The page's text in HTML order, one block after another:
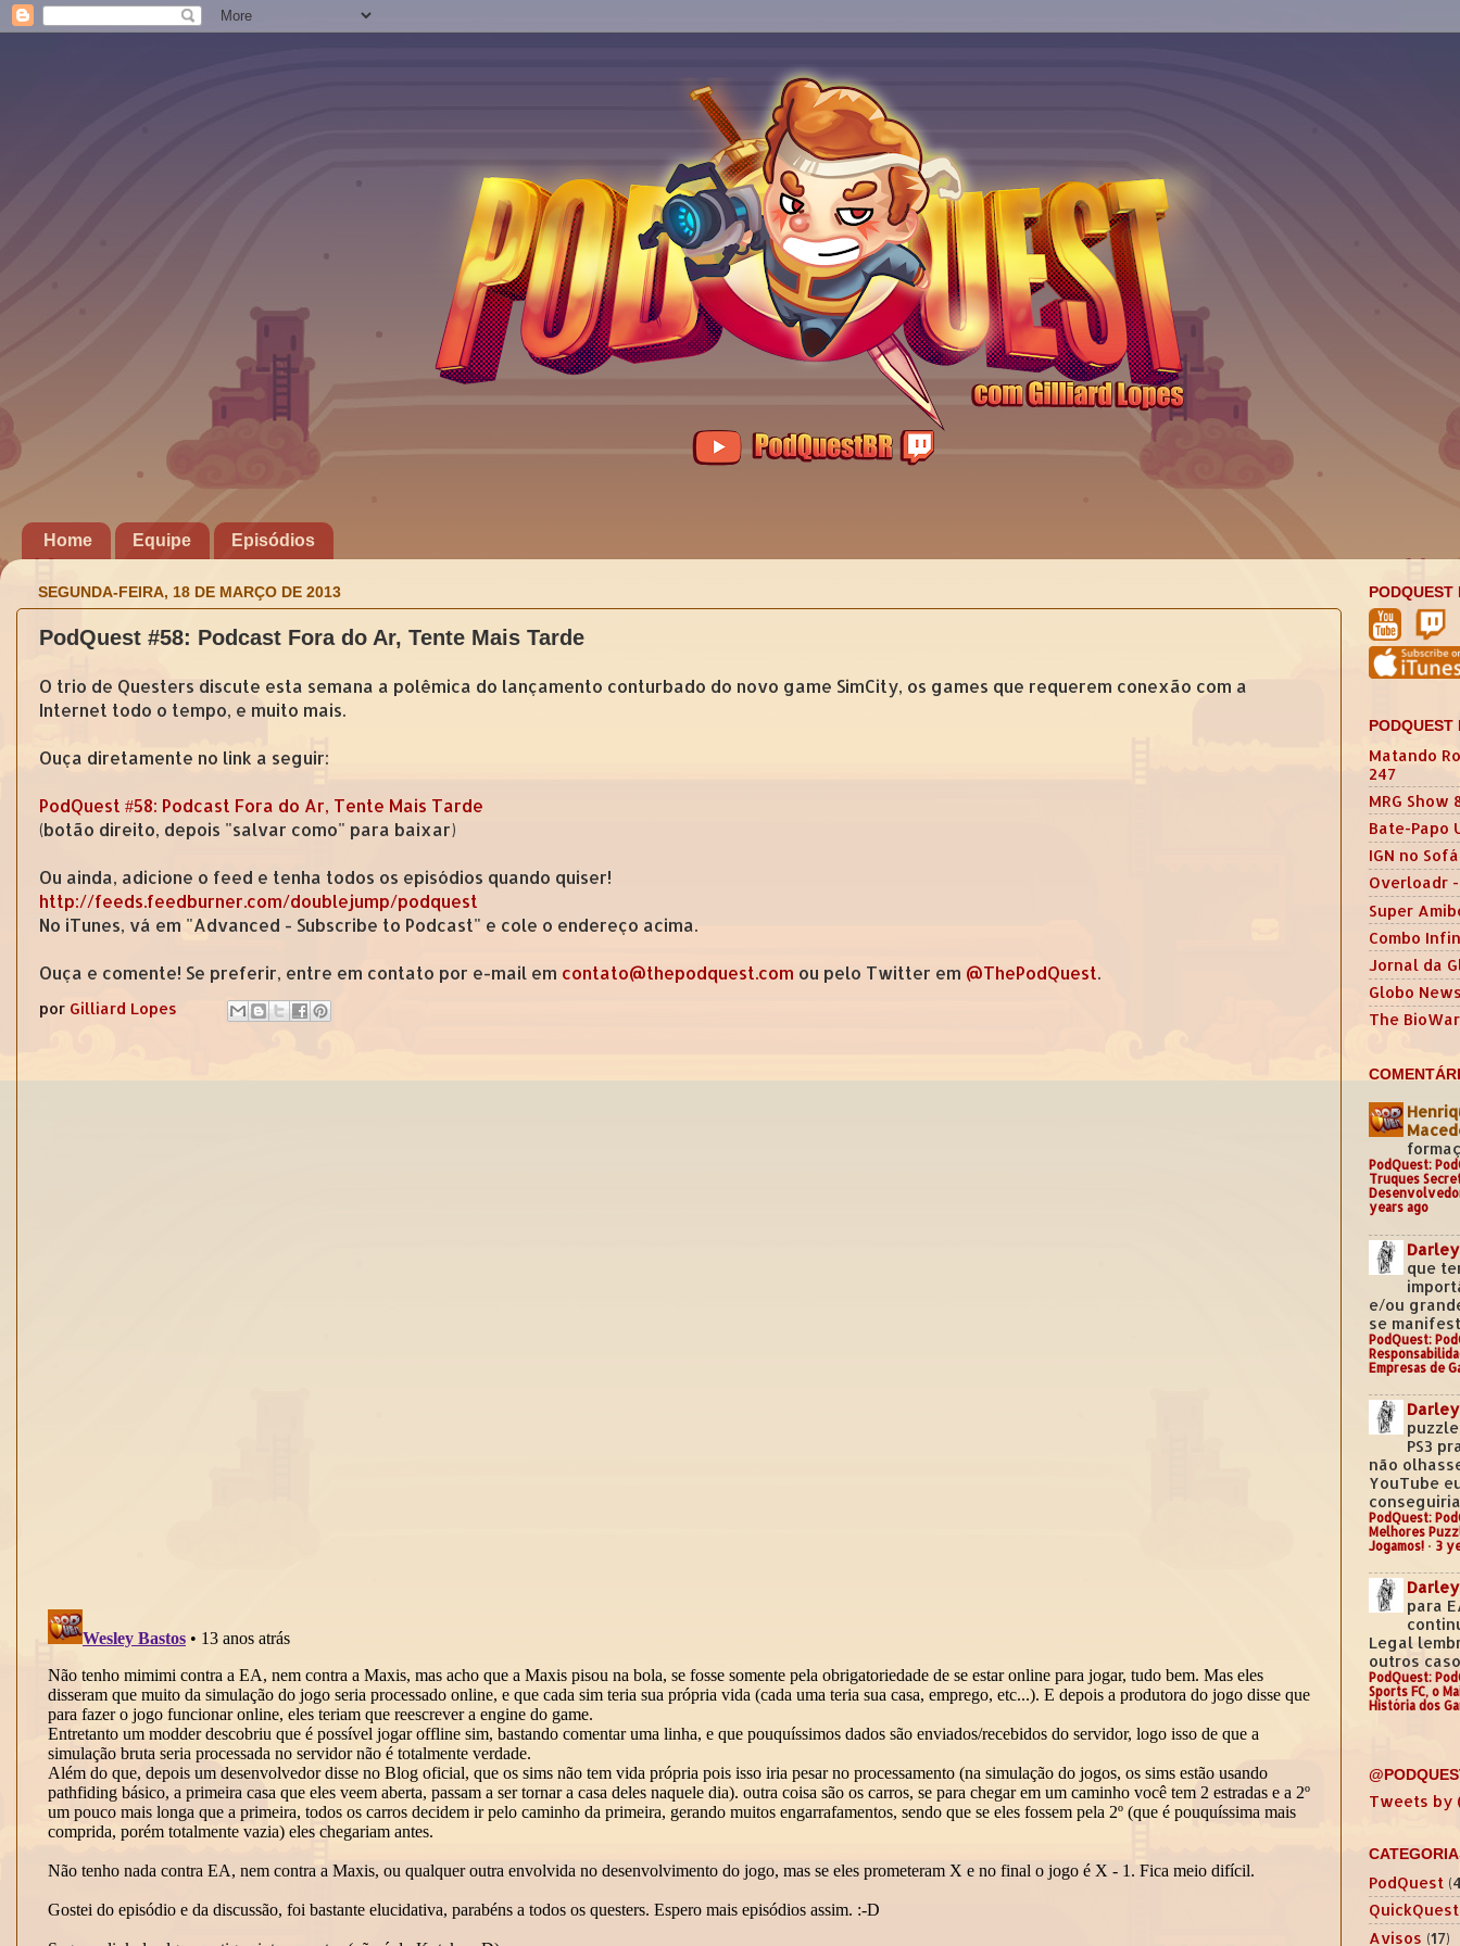
Home Equipe Episódios
SEGUNDA-FEIRA, 18 DE MARÇO DE 2013
PodQuest #58: Podcast Fora do Ar, Tente Mais Tarde
O trio de Questers discute esta semana a polêmica do lançamento conturbado do novo game SimCity, os games que requerem conexão com a
Internet todo o tempo, e muito mais.
Ouça diretamente no link a seguir:
PodQuest #58: Podcast Fora do Ar, Tente Mais Tarde
(botão direito, depois "salvar como" para baixar)
Ou ainda, adicione o feed e tenha todos os episódios quando quiser!
http://feeds.feedburner.com/doublejump/podquest
No iTunes, vá em "Advanced - Subscribe to Podcast" e cole o endereço acima.
Ouça e comente! Se preferir, entre em contato por e-mail em contato@thepodquest.com ou pelo Twitter em @ThePodQuest.
por Gilliard Lopes
PODQUEST
PODQUEST
Matando
247
MRG Show
Bate-Papo
IGN no Sofá
Overloadr
Super
Combo
Jornal da
Globo
The
PodQuest:
Truques
years ago
que
e/ou
se
PodQuest:
Empresas de
PS3
não
YouTube
PodQuest:
Melhores
Jogamos! · 3
para
Legal
outros
PodQuest:
Sports FC, o
História dos
Tweets by
PodQuest
QuickQuest
Avisos (17)